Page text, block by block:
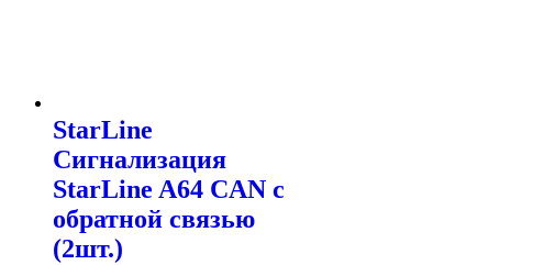
StarLine
Сигнализация
StarLine A64 CAN с
обратной связью
(2шт.)